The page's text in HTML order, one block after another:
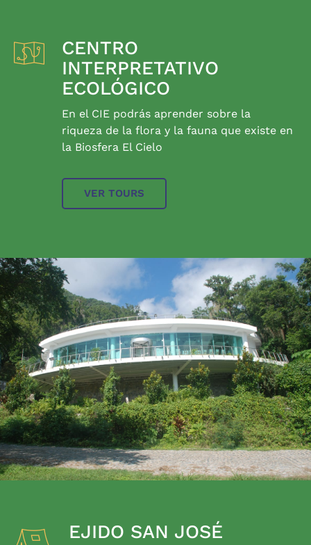
CENTRO
INTERPRETATIVO
ECOLÓGICO
En el CIE podrás aprender sobre la
riqueza de la flora y la fauna que existe en
la Biosfera El Cielo
VER TOURS
EJIDO SAN JOSÉ